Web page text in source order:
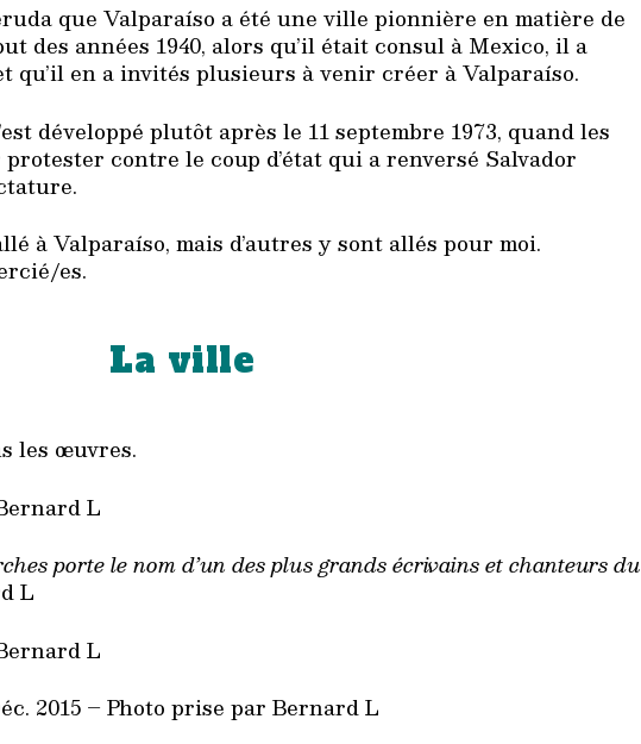
que Valparaíso a été une ville pionnière en matière de
des années 1940, alors qu’il était consul à Mexico, il a
qu’il en a invités plusieurs à venir créer à Valparaíso.
développé plutôt après le 11 septembre 1973, quand les
contre le coup d’état qui a renversé Salvador
à Valparaíso, mais d’autres y sont allés pour moi.
es.
La ville
les œuvres.
L
porte le nom d’un des plus grands écrivains et chanteurs du
L
L
2015 – Photo prise par Bernard L